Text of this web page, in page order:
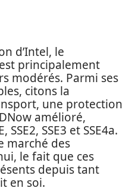
d’Intel, le
principalement
modérés. Parmi ses
citons la
une protection
amélioré,
SSE2, SSE3 et SSE4a.
marché des
le fait que ces
depuis tant
en soi.